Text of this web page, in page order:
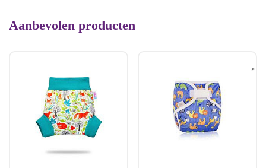
Aanbevolen producten